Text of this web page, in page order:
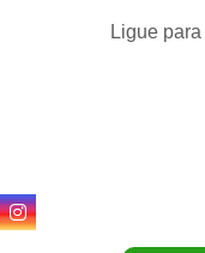
Ligue para